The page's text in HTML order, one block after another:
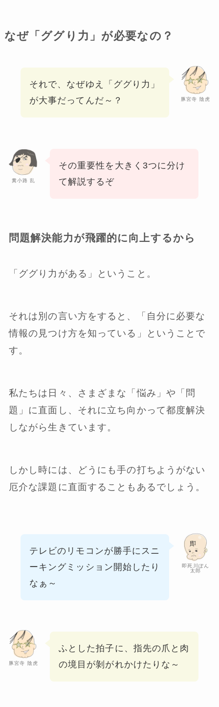
なぜ「ググり力」が必要なの？
豚宮寺 陰虎
それで、なぜゆえ「ググり力」
が大事だってんだ～？
糞小路 乱
その重要性を大きく3つに分け
て解説するぞ
問題解決能力が飛躍的に向上するから
「ググり力がある」ということ。
それは別の言い方をすると、「自分に必要な
情報の見つけ方を知っている」ということで
す。
私たちは日々、さまざまな「悩み」や「問
題」に直面し、それに立ち向かって都度解決
しながら生きています。
しかし時には、どうにも手の打ちようがない
厄介な課題に直面することもあるでしょう。
即死川ぽん
太郎
テレビのリモコンが勝手にスニ
ーキング ミッション開始したり
なぁ～
豚宮寺 陰虎
ふとした拍子に、指先の爪と肉
の境目が剝がれかけたりな～